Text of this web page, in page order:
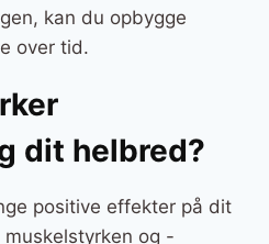
kan du opbygge
over tid.
dit helbred?
positive effekter på dit
og -